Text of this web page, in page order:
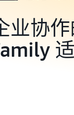
业协作